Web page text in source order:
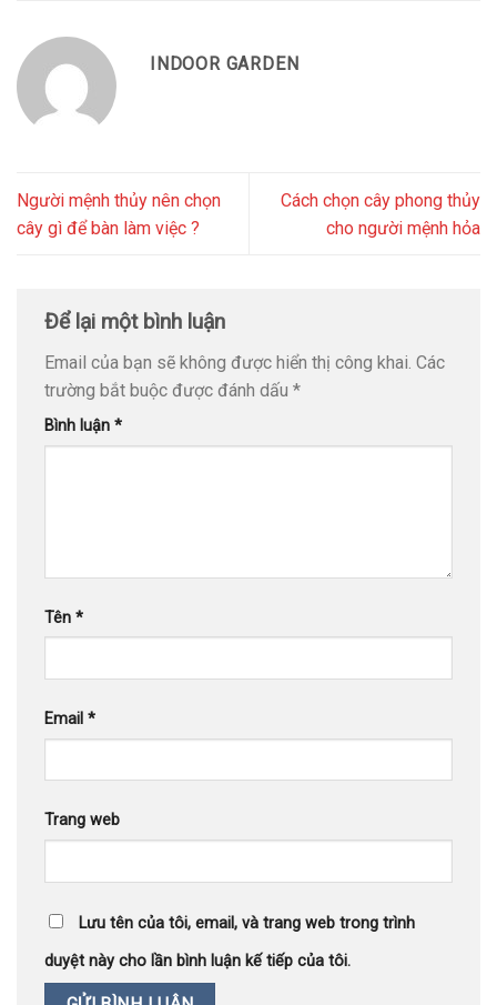
INDOOR GARDEN
Người mệnh thủy nên chọn
cây gì để bàn làm việc ?
Cách chọn cây phong thủy
cho người mệnh hỏa
Để lại một bình luận
Email của bạn sẽ không được hiển thị công khai. Các
trường bắt buộc được đánh dấu *
Bình luận *
Tên *
Email *
Trang web
Lưu tên của tôi, email, và trang web trong trình
duyệt này cho lần bình luận kế tiếp của tôi.